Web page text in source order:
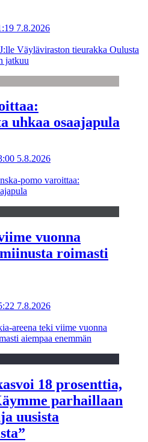
7.8.2026
Väyläviraston tieurakka Oulusta
jatkuu
uhkaa osaajapula
5.8.2026
pomo varoittaa:
vuonna
roimasti
7.8.2026
areena teki viime vuonna
aiempaa enemmän
18 prosenttia,
parhaillaan
uusista